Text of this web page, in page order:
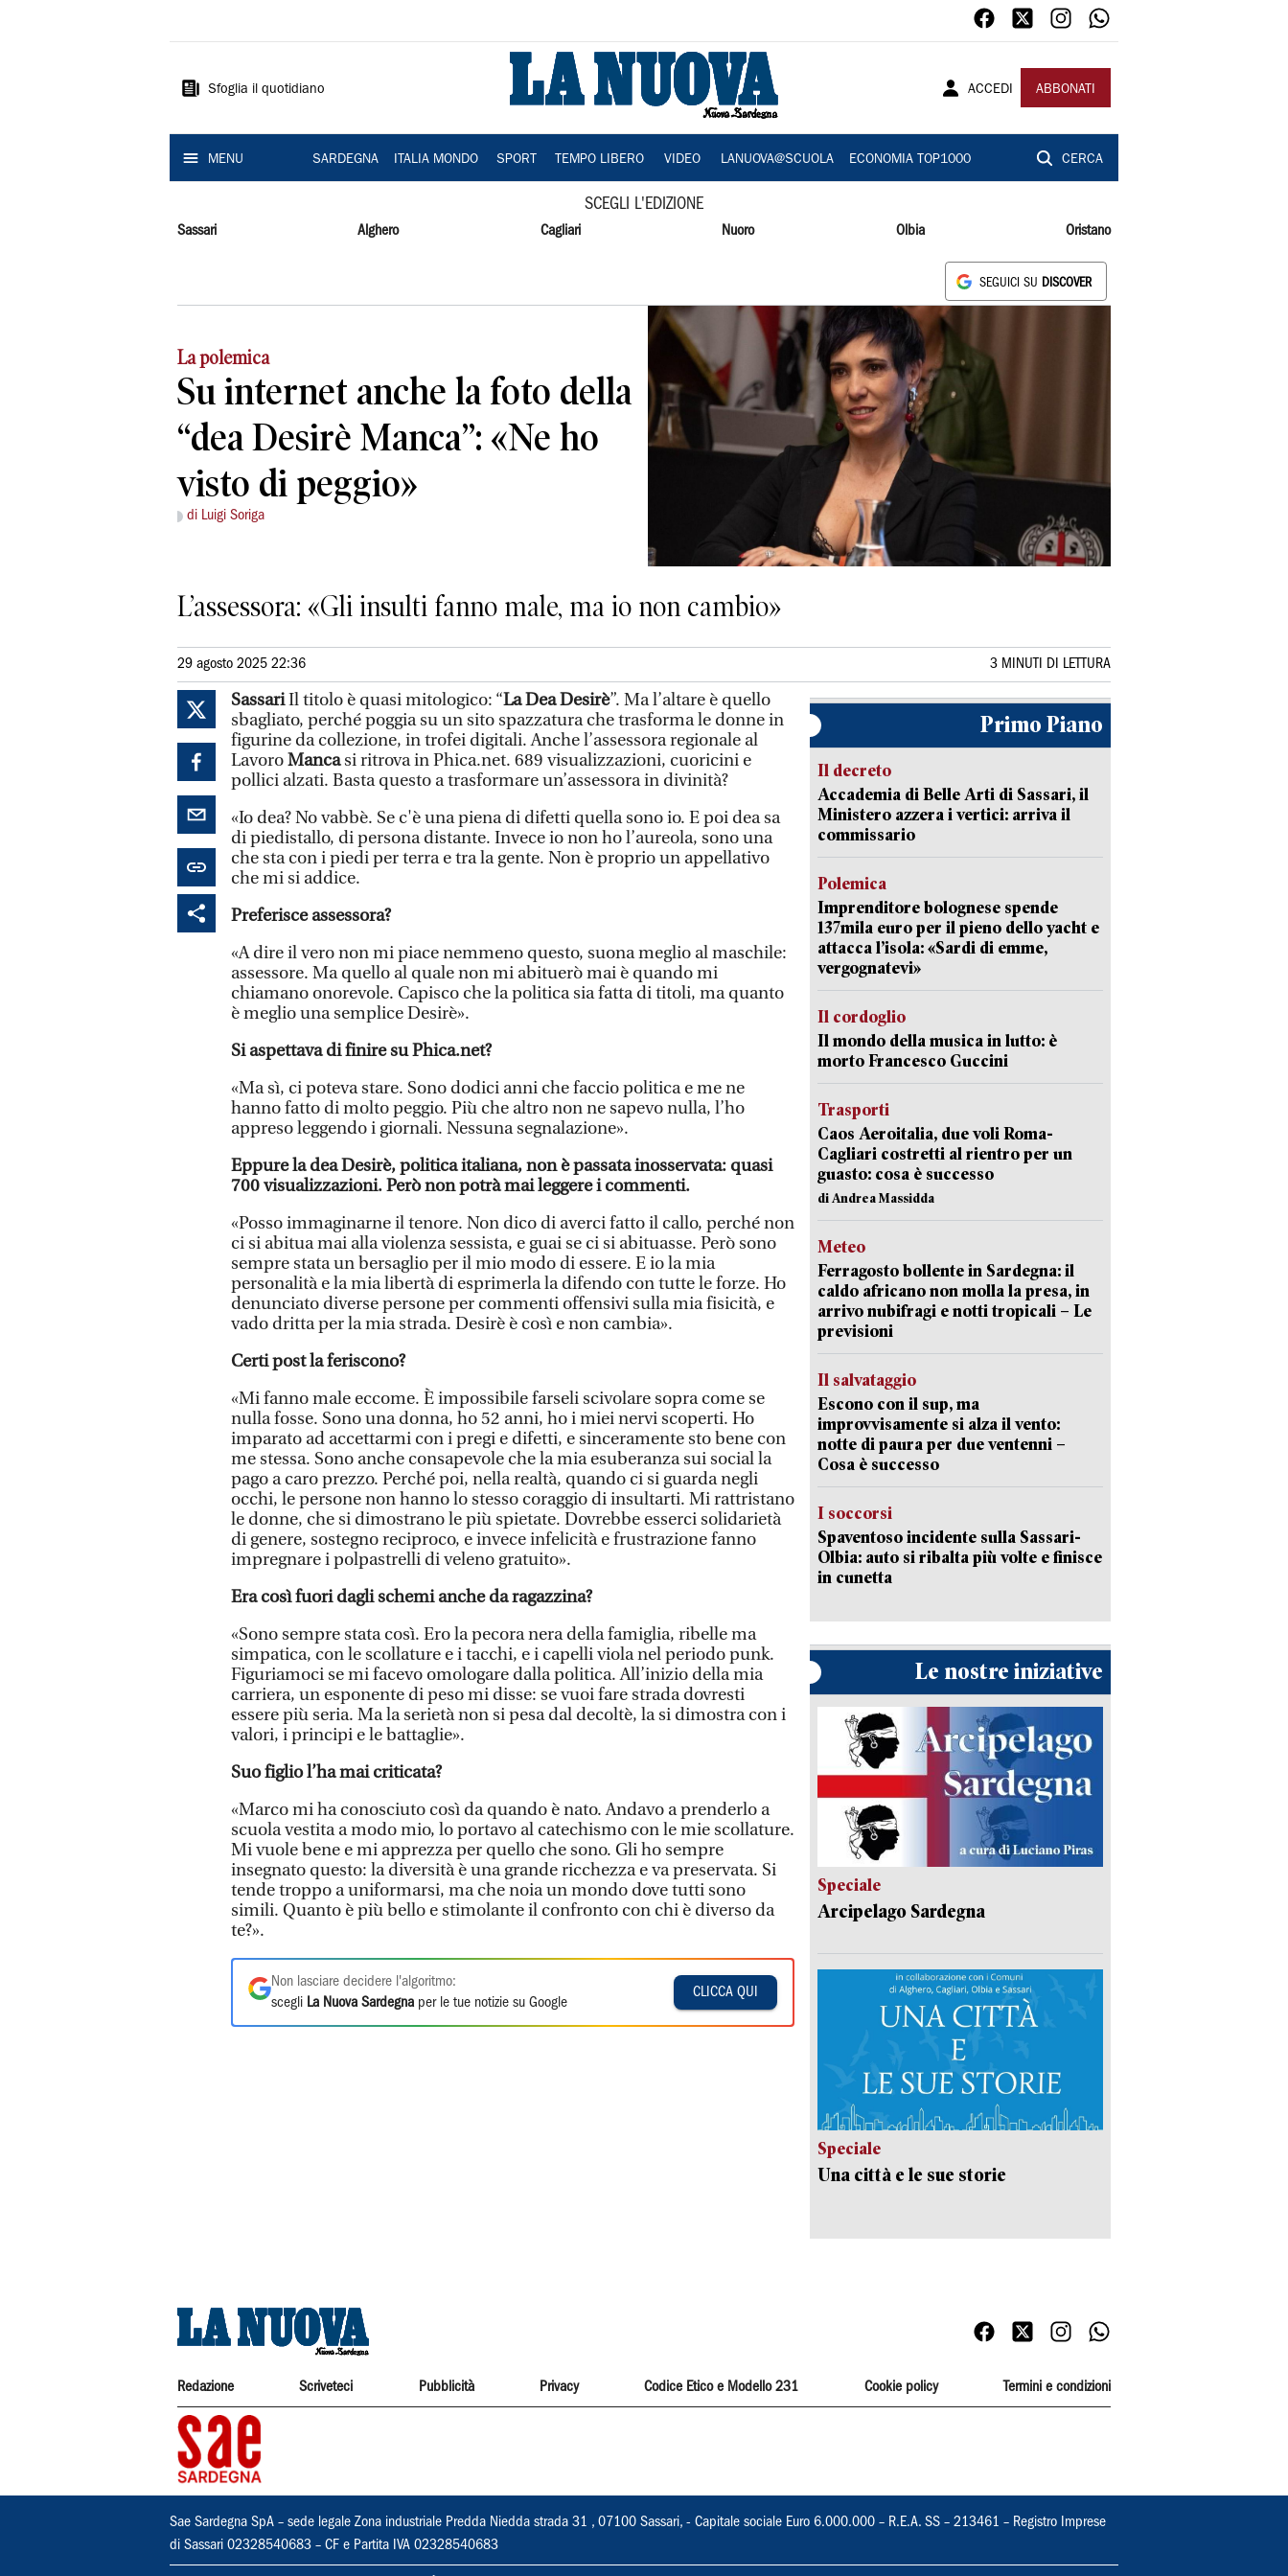
Sardegna
Sfoglia il quotidiano ACCEDI ABBONATI
MENU SARDEGNA ITALIA MONDO SPORT TEMPO LIBERO VIDEO LANUOVA@SCUOLA ECONOMIA TOP1000 CERCA
SCEGLI L'EDIZIONE
Sassari Alghero Cagliari Nuoro Olbia Oristano
SEGUICI SU DISCOVER
La polemica
Su internet anche la foto della
“dea Desirè Manca”: «Ne ho
visto di peggio»
di Luigi Soriga
L’assessora: «Gli insulti fanno male, ma io non cambio»
29 agosto 2025 22:36 3 MINUTI DI LETTURA
SassariIl titolo è quasi mitologico: “La Dea Desirè”. Ma l’altare è quello
sbagliato, perché poggia su un sito spazzatura che trasforma le donne in
figurine da collezione, in trofei digitali. Anche l’assessora regionale al
LavoroMancasi ritrova in Phica.net. 689 visualizzazioni, cuoricini e
pollici alzati. Basta questo a trasformare un’assessora in divinità?
«Io dea? No vabbè. Se c'è una piena di difetti quella sono io. E poi dea sa
di piedistallo, di persona distante. Invece io non ho l’aureola, sono una
che sta con i piedi per terra e tra la gente. Non è proprio un appellativo
che mi si addice.
Preferisce assessora?
«A dire il vero non mi piace nemmeno questo, suona meglio al maschile:
assessore. Ma quello al quale non mi abituerò mai è quando mi
chiamano onorevole. Capisco che la politica sia fatta di titoli, ma quanto
è meglio una semplice Desirè».
Si aspettava di finire su Phica.net?
«Ma sì, ci poteva stare. Sono dodici anni che faccio politica e me ne
hanno fatto di molto peggio. Più che altro non ne sapevo nulla, l’ho
appreso leggendo i giornali. Nessuna segnalazione».
Eppure la dea Desirè, politica italiana, non è passata inosservata: quasi
700 visualizzazioni. Però non potrà mai leggere i commenti.
«Posso immaginarne il tenore. Non dico di averci fatto il callo, perché non
ci si abitua mai alla violenza sessista, e guai se ci si abituasse. Però sono
sempre stata un bersaglio per il mio modo di essere. E io la mia
personalità e la mia libertà di esprimerla la difendo con tutte le forze. Ho
denunciato diverse persone per commenti offensivi sulla mia fisicità, e
vado dritta per la mia strada. Desirè è così e non cambia».
Certi post la feriscono?
«Mi fanno male eccome. È impossibile farseli scivolare sopra come se
nulla fosse. Sono una donna, ho 52 anni, ho i miei nervi scoperti. Ho
imparato ad accettarmi con i pregi e difetti, e sinceramente sto bene con
me stessa. Sono anche consapevole che la mia esuberanza sui social la
pago a caro prezzo. Perché poi, nella realtà, quando ci si guarda negli
occhi, le persone non hanno lo stesso coraggio di insultarti. Mi rattristano
le donne, che si dimostrano le più spietate. Dovrebbe esserci solidarietà
di genere, sostegno reciproco, e invece infelicità e frustrazione fanno
impregnare i polpastrelli di veleno gratuito».
Era così fuori dagli schemi anche da ragazzina?
«Sono sempre stata così. Ero la pecora nera della famiglia, ribelle ma
simpatica, con le scollature e i tacchi, e i capelli viola nel periodo punk.
Figuriamoci se mi facevo omologare dalla politica. All’inizio della mia
carriera, un esponente di peso mi disse: se vuoi fare strada dovresti
essere più seria. Ma la serietà non si pesa dal decoltè, la si dimostra con i
valori, i principi e le battaglie».
Suo figlio l’ha mai criticata?
«Marco mi ha conosciuto così da quando è nato. Andavo a prenderlo a
scuola vestita a modo mio, lo portavo al catechismo con le mie scollature.
Mi vuole bene e mi apprezza per quello che sono. Gli ho sempre
insegnato questo: la diversità è una grande ricchezza e va preservata. Si
tende troppo a uniformarsi, ma che noia un mondo dove tutti sono
simili. Quanto è più bello e stimolante il confronto con chi è diverso da
te?».
Non lasciare decidere l'algoritmo:
scegli La Nuova Sardegna per le tue notizie su Google
CLICCA QUI
Primo Piano
Il decreto
Accademia di Belle Arti di Sassari, il
Ministero azzera i vertici: arriva il
commissario
Polemica
Imprenditore bolognese spende
137mila euro per il pieno dello yacht e
attacca l’isola: «Sardi di emme,
vergognatevi»
Il cordoglio
Il mondo della musica in lutto: è
morto Francesco Guccini
Trasporti
Caos Aeroitalia, due voli Roma-
Cagliari costretti al rientro per un
guasto: cosa è successo
di Andrea Massidda
Meteo
Ferragosto bollente in Sardegna: il
caldo africano non molla la presa, in
arrivo nubifragi e notti tropicali – Le
previsioni
Il salvataggio
Escono con il sup, ma
improvvisamente si alza il vento:
notte di paura per due ventenni –
Cosa è successo
I soccorsi
Spaventoso incidente sulla Sassari-
Olbia: auto si ribalta più volte e finisce
in cunetta
Le nostre iniziative
Speciale
Arcipelago Sardegna
Speciale
Una città e le sue storie
Redazione Scriveteci Pubblicità Privacy Codice Etico e Modello 231 Cookie policy Termini e condizioni
Sae Sardegna SpA – sede legale Zona industriale Predda Niedda strada 31 , 07100 Sassari, - Capitale sociale Euro 6.000.000 – R.E.A. SS – 213461 – Registro Imprese
di Sassari 02328540683 – CF e Partita IVA 02328540683